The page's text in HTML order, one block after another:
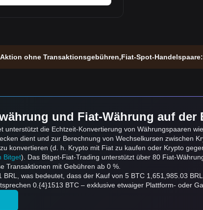
ohne Transaktionsgebühren,Fiat-Spot-Handelspaare:
und Fiat-Währung auf der
unterstützt die Echtzeit-Konvertierung von Währungspaaren
dient und zur Berechnung von Wechselkursen zwischen
konvertieren (d. h. Krypto mit Fiat zu kaufen oder Krypto
Bitget). Das Bitget-Fiat-Trading unterstützt über 80 Fiat-
Transaktionen mit Gebühren ab 0 %.
was bedeutet, dass der Kauf von 5 BTC 1,651,985.03
0.{4}1513 BTC – exklusive etwaiger Plattform- oder